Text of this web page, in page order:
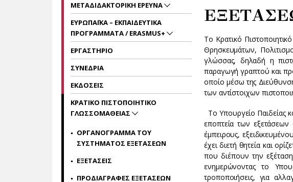
Το Κρατικό
Θρησκευμάτων,
γλώσσας, δηλαδή η
παραγωγή γραπτού και
οποίο μέσω της
των αντίστοιχων
Το Υπουργείο Παιδείας
εποπτεία των εξετάσεων
έμπειρους,
έχει διετή θητεία και
που διέπουν την
ενημερώνοντας το
τροποποιήσεις, για
ΜΕΤΑΔΙΔΑΚΤΟΡΙΚΗ ΕΡΕΥΝΑ
ΕΥΡΩΠΑΪΚΑ – ΕΚΠΑΙΔΕΥΤΙΚΑ
ΠΡΟΓΡΑΜΜΑΤΑ / ERASMUS+
ΕΡΓΑΣΤΗΡΙΟ
ΣΥΝΕΔΡΙΑ
ΕΚΔΟΣΕΙΣ
ΚΡΑΤΙΚΟ ΠΙΣΤΟΠΟΙΗΤΙΚΟ
ΓΛΩΣΣΟΜΑΘΕΙΑΣ
ΟΡΓΑΝΟΓΡΑΜΜΑ ΤΟΥ
ΣΥΣΤΗΜΑΤΟΣ ΕΞΕΤΑΣΕΩΝ
ΕΞΕΤΑΣΕΙΣ
ΠΡΟΔΙΑΓΡΑΦΕΣ ΕΞΕΤΑΣΕΩΝ